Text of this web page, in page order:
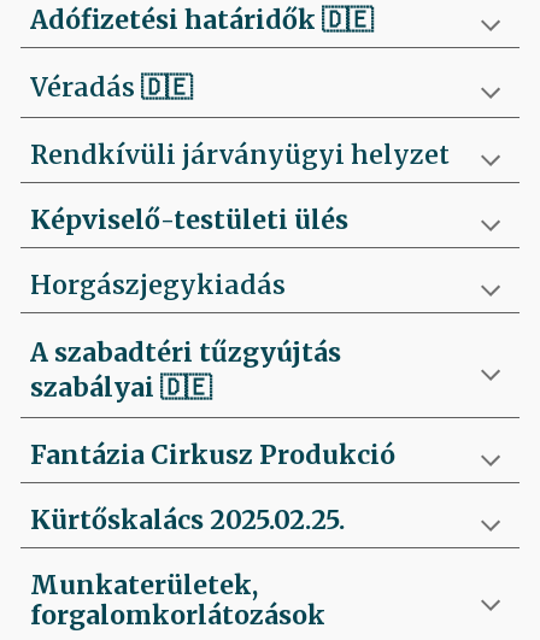
Adófizetési határidők🇩🇪
Véradás🇩🇪
Rendkívüli járványügyi helyzet
Képviselő-testületi ülés
Horgászjegykiadás
A szabadtéri tűzgyújtás
szabályai 🇩🇪
Fantázia Cirkusz Produkció
Kürtőskalács 2025.02.25.
Munkaterületek,
forgalomkorlátozások